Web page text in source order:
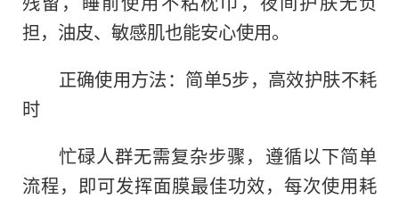
担，油皮、敏感肌也能安心使用。
正确使用方法：简单5步，高效护肤不耗
时
忙碌人群无需复杂步骤，遵循以下简单
流程，即可发挥面膜最佳功效，每次使用耗